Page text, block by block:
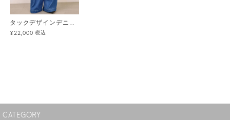
¥22,000 税込
CATEGORY